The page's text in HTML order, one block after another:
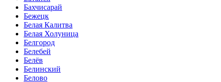
Бахчисарай
Бежецк
Белая Калитва
Белая Холуница
Белгород
Белебей
Белёв
Белинский
Белово